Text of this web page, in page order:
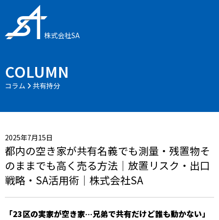
株式会社SA
COLUMN
コラム 共有持分
2025年7月15日
都内の空き家が共有名義でも測量・残置物そ
のままでも高く売る方法｜放置リスク・出口
戦略・SA活用術｜株式会社SA
「23区の実家が空き家…兄弟で共有だけど誰も動かない」